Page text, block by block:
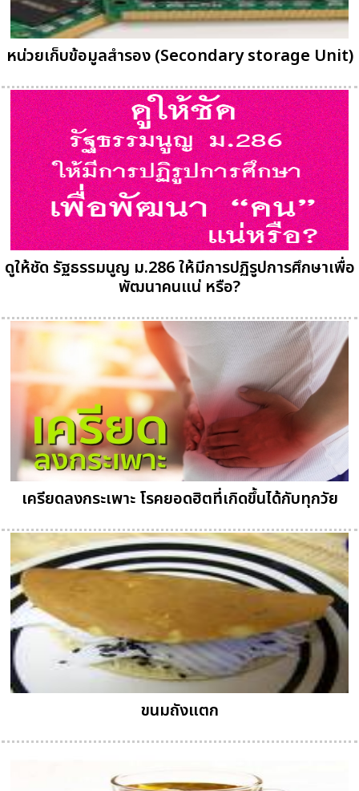
หน่วยเก็บข้อมูลสำรอง (Secondary storage Unit)
ดูให้ชัด รัฐธรรมนูญ ม.286 ให้มีการปฏิรูปการศึกษาเพื่อ
พัฒนาคนแน่ หรือ?
เครียดลงกระเพาะ โรคยอดฮิตที่เกิดขึ้นได้กับทุกวัย
ขนมถังแตก